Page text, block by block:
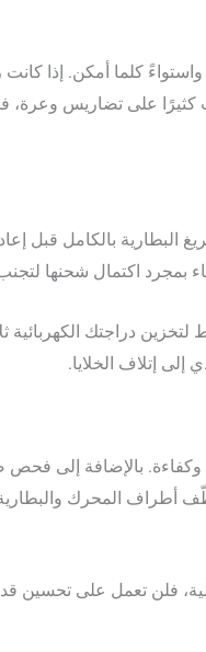
كلما أمكن. إذا
على تضاريس وعرة، فقد
البطارية بالكامل قبل
دراجتك الكهربائية
وكفاءة. بالإضافة
المحرك
فلن تعمل على